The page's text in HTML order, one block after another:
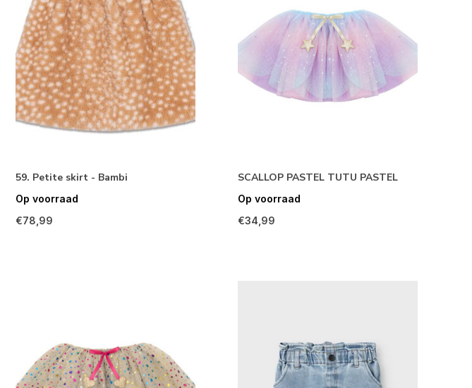
59. Petite skirt - Bambi
Op voorraad
€78,99
SCALLOP PASTEL TUTU PASTEL
Op voorraad
€34,99